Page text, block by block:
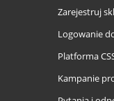
Zarejestruj
Logowanie
Platforma
Kampanie